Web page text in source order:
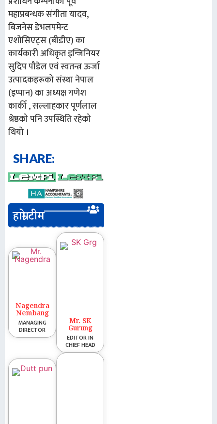
महाप्रबन्धक संगीता यादव,
बिजनेस डेभलपमेन्ट
एशोसिएट्स (बीडीए) का
कार्यकारी अधिकृत इन्जिनियर
सुदिप पौडेल एवं स्वतन्त्र ऊर्जा
उत्पादकहरूको संस्था नेपाल
(इप्पान) का अध्यक्ष गणेश
कार्की , सल्लाहकार पूर्णलाल
श्रेष्ठको पनि उपस्थिति रहेको
थियो ।
SHARE:
हाम्रो टीम
Nagendra
Nembang
MANAGING
DIRECTOR
Mr. SK
Gurung
EDITOR IN
CHIEF HEAD